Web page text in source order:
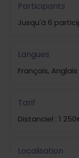
Participants
Jusqu'à 6
Langues
Français, Anglais
Tarif
Distanciel : 1
Localisation